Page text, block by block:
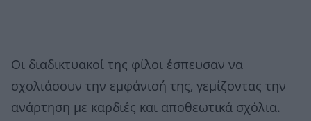
Οι διαδικτυακοί της φίλοι έσπευσαν να
σχολιάσουν την εμφάνισή της, γεμίζοντας την
ανάρτηση με καρδιές και αποθεωτικά σχόλια.